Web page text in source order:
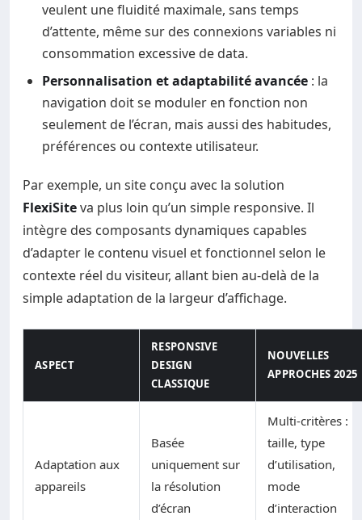
veulent une fluidité maximale, sans temps
d’attente, même sur des connexions variables ni
consommation excessive de data.
Personnalisation et adaptabilité avancée : la
navigation doit se moduler en fonction non
seulement de l’écran, mais aussi des habitudes,
préférences ou contexte utilisateur.
Par exemple, un site conçu avec la solution
FlexiSiteva plus loin qu’un simple responsive. Il
intègre des composants dynamiques capables
d’adapter le contenu visuel et fonctionnel selon le
contexte réel du visiteur, allant bien au-delà de la
simple adaptation de la largeur d’affichage.
ASPECT
RESPONSIVE
DESIGN
CLASSIQUE
NOUVELLES
APPROCHES 2025
Adaptation aux
appareils
Basée
uniquement sur
la résolution
d’écran
Multi-critères :
taille, type
d’utilisation,
mode
d’interaction